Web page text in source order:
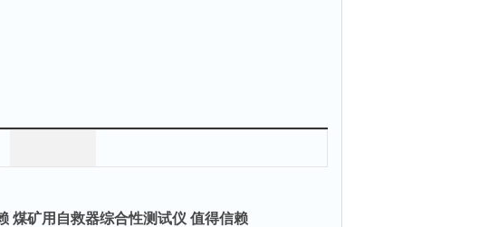
煤矿用自救器综合性测试仪 值得信赖